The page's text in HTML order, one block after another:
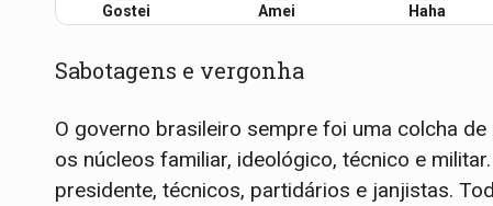
Gostei Amei Haha
Sabotagens e vergonha
O governo brasileiro sempre foi uma colcha
os núcleos familiar, ideológico, técnico e
presidente, técnicos, partidários e janjistas.